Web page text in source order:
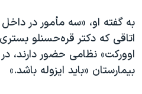
نرگس محمدی برنده جایزه نوبل
همایش محافظه‌کاران آمریکا
صفحه‌های ویژه
به گفته او، «سه مأمور در
اتاقی که دکتر قره‌حسنلو
اوورکت» نظامی حضور
بیمارستان «باید ایزوله باشد.»